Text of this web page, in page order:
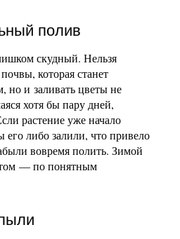
полив
скудный. Нельзя
которая станет
но и заливать цветы не
хотя бы пару дней,
растение уже начало
его либо залили, что привело
вовремя полить. Зимой
— по понятным